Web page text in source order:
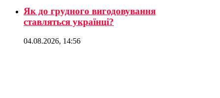
Як до грудного вигодовування
ставляться українці?
04.08.2026, 14:56